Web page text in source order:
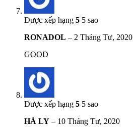
Được xếp hạng 5 5 sao
RONADOL – 2 Tháng Tư, 2020
GOOD
Được xếp hạng 5 5 sao
HÀ LY – 10 Tháng Tư, 2020